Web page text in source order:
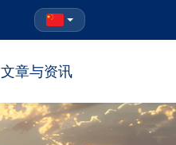
文章与资讯